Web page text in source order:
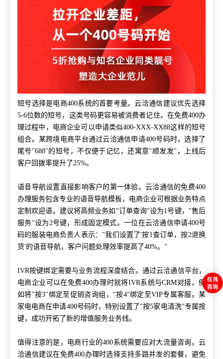
短号选择是电商400系统的首要考量。云洽通信建议优先选择
5-6位数的短号，这类号码更容易被消费者记住。在免费400办
理过程中，电商企业可以申请类似400-XXX-XX88这样的短号
组合。某跨境电商平台通过云洽通信申请400号码时，选择了
尾号"688"的短号，不仅便于记忆，还寓意"顺发发"，上线后
客户回拨率提升了25%。
语音导航设置直接影响客户的第一体验。云洽通信的免费400
办理服务包含专业的语音导航模板，电商企业可根据业务特点
定制欢迎语。建议将高频业务如"订单查询"设为1号键，"售后
服务"设为2号键，形成固定模式。一位在云洽通信申请400号
码的服装电商负责人表示："我们设置了'按1查订单，按2退换
货'的语音导航，客户问题处理效率提高了40%。"
IVR按键绑定需要与业务流程深度结合。通过云洽通信平台，
电商企业可以在免费400办理时就将IVR系统与CRM对接。例
如将"按3"绑定至促销咨询组，"按4"绑定至VIP专属客服。某
家电电商在申请400号码时，特别设置了"按5家电清洗"专属按
键，成功开拓了新的增值服务业务线。
值得注意的是，电商行业的400系统需要应对大流量咨询。云
洽通信建议在免费400办理时选择支持多路并发的套餐，避免